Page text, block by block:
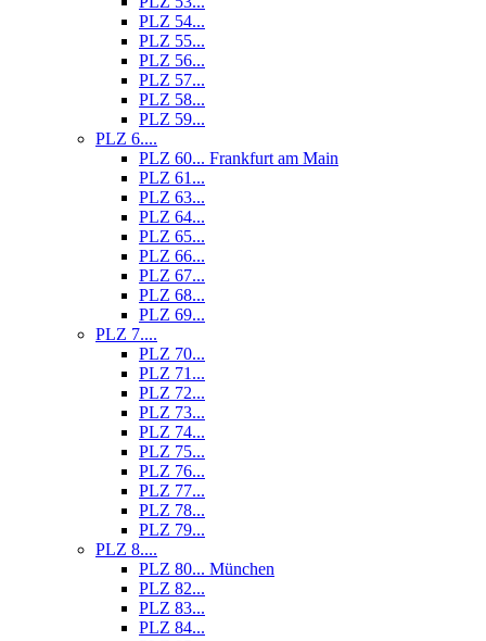
PLZ 54...
PLZ 55...
PLZ 56...
PLZ 57...
PLZ 58...
PLZ 59...
PLZ 6....
PLZ 60... Frankfurt am Main
PLZ 61...
PLZ 63...
PLZ 64...
PLZ 65...
PLZ 66...
PLZ 67...
PLZ 68...
PLZ 69...
PLZ 7....
PLZ 70...
PLZ 71...
PLZ 72...
PLZ 73...
PLZ 74...
PLZ 75...
PLZ 76...
PLZ 77...
PLZ 78...
PLZ 79...
PLZ 8....
PLZ 80... München
PLZ 82...
PLZ 83...
PLZ 84...